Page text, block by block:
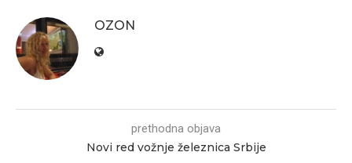
OZON
prethodna objava
Novi red vožnje železnica Srbije